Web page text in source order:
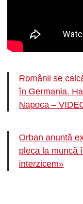
Românii se
în Germania.
Napoca –
Orban anunță
pleca la muncă
interzicem»